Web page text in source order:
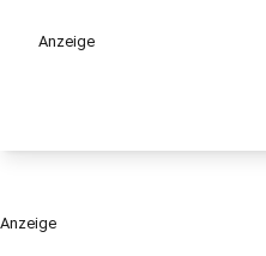
Anzeige
Anzeige